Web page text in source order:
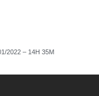
2022 – 14H 35M